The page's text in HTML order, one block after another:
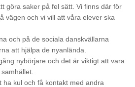
göra saker på fel sätt. Vi finns där för
vägen och vi vill att våra elever ska
och på de sociala danskvällarna
att hjälpa de nyanlända.
nybörjare och det är viktigt att vara
ha kul och få kontakt med andra